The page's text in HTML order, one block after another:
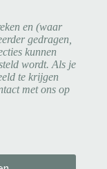
en (waar
gedragen,
kunnen
wordt. Als je
te krijgen
met ons op